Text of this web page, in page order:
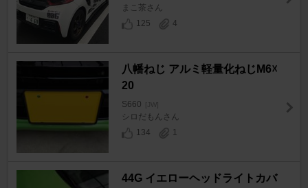
まこ茶さん
125
4
八幡ねじ アルミ軽量化ねじM6☓
20
S660 [JW]
シロだもんさん
134
1
44G イエローヘッドライトカバ